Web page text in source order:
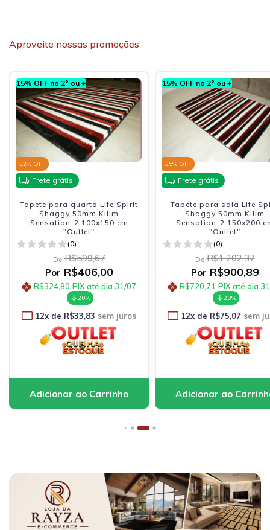
Aproveite nossas promoções
15% OFF no 2º ou +
25% OFF
Frete grátis
Tapete para sala Life Spirit
Shaggy 50mm Kilim
Sensation-2 150x200 cm
"Outlet"
(0)
De R$1.202,37
Por R$900,89
R$720,71 PIX até dia 31/07
20%
12x de R$75,07 sem juros
15% OFF no 2º ou +
45% OFF
Frete grátis
Capacho Life Spirit
50mm Kilim
050x090 cm "Outlet"
(0)
De R$181,49
PorR$100,21
R$80,17 PIX até dia
20%
R$8,35